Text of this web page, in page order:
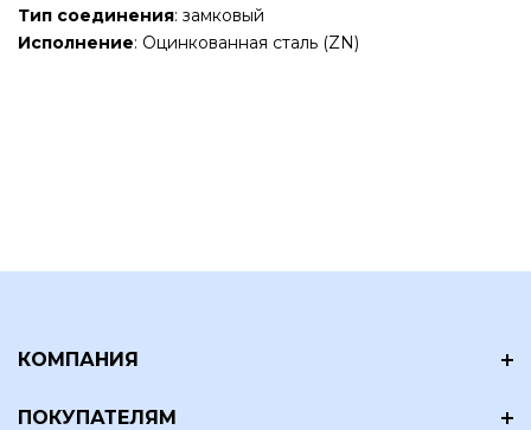
Тип соединения: замковый
Исполнение: Оцинкованная сталь (ZN)
КОМПАНИЯ
ПОКУПАТЕЛЯМ